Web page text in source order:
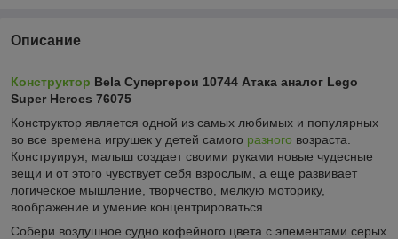
Описание
Конструктор Bela Супергерои 10744 Атака аналог Lego
Super Heroes 76075
Конструктор является одной из самых любимых и популярных
во все времена игрушек у детей самого разного возраста.
Конструируя, малыш создает своими руками новые чудесные
вещи и от этого чувствует себя взрослым, а еще развивает
логическое мышление, творчество, мелкую моторику,
воображение и умение концентрироваться.
Собери воздушное судно кофейного цвета с элементами серых